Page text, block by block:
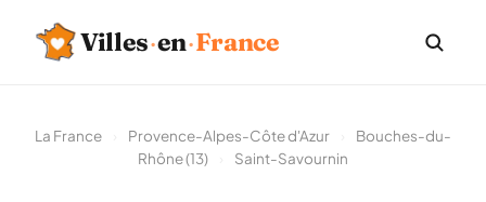
Villes·en·France
La France Provence-Alpes-Côte d'Azur
Bouches-du-
Rhône (13)
Saint-Savournin